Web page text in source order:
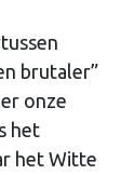
brutaler”
onze
het
het Witte